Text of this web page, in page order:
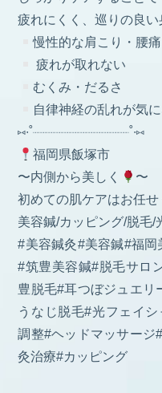
疲れにくく、巡りの良い
慢性的な肩こり・腰痛
疲れが取れない
むくみ・だるさ
自律神経の乱れが気
⑅∙˚┈┈┈┈┈┈┈┈┈┈┈┈˚∙⑅
福岡県飯塚市
〜内側から美しく
〜
初めての肌ケアはお任せ
美容鍼/カッピング/脱毛
#美容鍼灸#美容鍼#福
#筑豊美容鍼#脱毛サロ
豊脱毛#耳つぼジュエリ
うなじ脱毛#光フェイ
調整#ヘッドマッサージ
灸治療#カッピング